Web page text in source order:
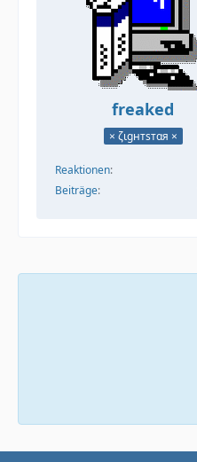
freaked
× ζιgнтѕтαя ×
Reaktionen
Beiträge